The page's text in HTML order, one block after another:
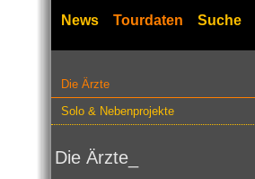
News Tourdaten Suche
Die Ärzte
Solo & Nebenprojekte
Die Ärzte_